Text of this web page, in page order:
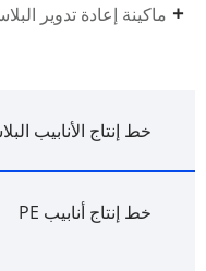
ماكينة إعادة تدوير
خط إنتاج الأنابيب
خط إنتاج أنابيب PE